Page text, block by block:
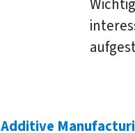
Additive